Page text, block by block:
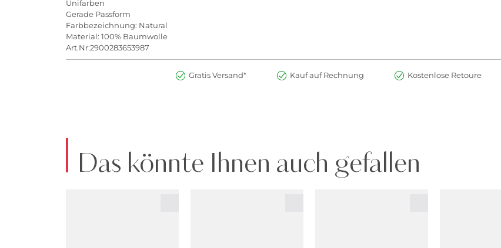
Unifarben
Gerade Passform
Farbbezeichnung: Natural
Material: 100% Baumwolle
Art.Nr:2900283653987
Gratis Versand* Kauf auf Rechnung Kostenlose Retoure
Das könnte Ihnen auch gefallen